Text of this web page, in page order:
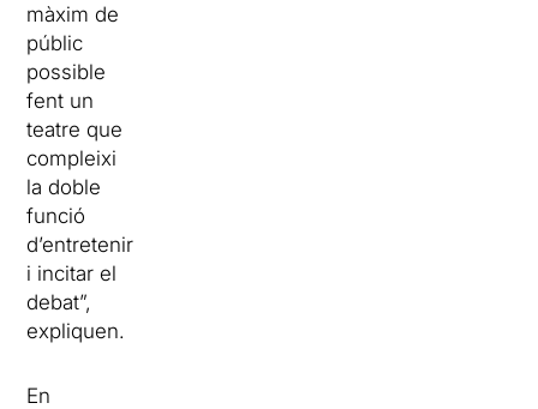
màxim de
públic
possible
fent un
teatre que
compleixi
la doble
funció
d’entretenir
i incitar el
debat”,
expliquen.
En